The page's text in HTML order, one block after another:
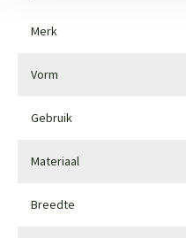
Merk
Vorm
Gebruik
Materiaal
Breedte